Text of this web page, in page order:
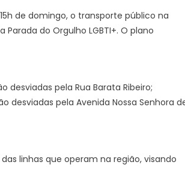
de domingo, o transporte público na
do Orgulho LGBTI+. O plano
pela Rua Barata Ribeiro;
desviadas pela Avenida Nossa Senhora
linhas que operam na região, visando